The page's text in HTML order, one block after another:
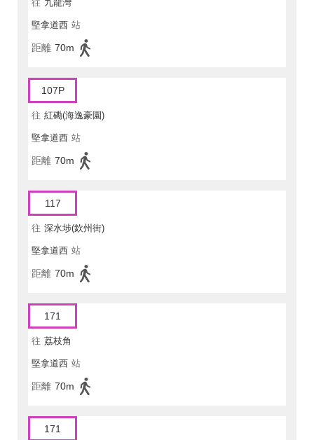
往 九龍灣
堅拿道西 站
距離 70m
107P
往 紅磡(海逸豪園)
堅拿道西 站
距離 70m
117
往 深水埗(欽州街)
堅拿道西 站
距離 70m
171
往 荔枝角
堅拿道西 站
距離 70m
171